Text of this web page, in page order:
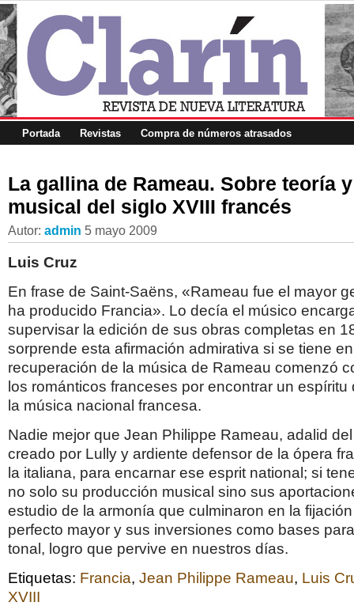
Portada Revistas Compra de números atrasados
La gallina de Rameau. Sobre teoría
musical del siglo XVIII francés
Autor: admin 5 mayo 2009
Luis Cruz
En frase de Saint-Saëns, «Rameau fue el mayor
ha producido Francia». Lo decía el músico
supervisar la edición de sus obras completas en
sorprende esta afirmación admirativa si se tiene
recuperación de la música de Rameau comenzó
los románticos franceses por encontrar un espíritu
la música nacional francesa.
Nadie mejor que Jean Philippe Rameau, adalid
creado por Lully y ardiente defensor de la ópera
la italiana, para encarnar ese esprit national; si
no solo su producción musical sino sus
estudio de la armonía que culminaron en la
perfecto mayor y sus inversiones como bases
tonal, logro que pervive en nuestros días.
Etiquetas: Francia, Jean Philippe Rameau, Luis
XVIII